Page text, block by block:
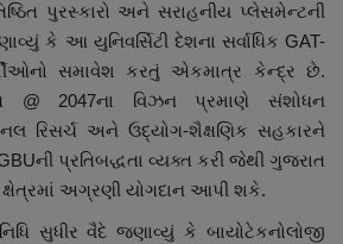
પુરસ્કારો અને સરાહનીય પ્લેસમેન્ટની
કે આ યુનિવર્સિટી દેશના સર્વાધિક GAT-
સમાવેશ કરતું એકમાત્ર કેન્દ્ર છે.
@ 2047ના વિઝન પ્રમાણે સંશોધન
રિસર્ચ અને ઉદ્યોગ-શૈક્ષણિક સહકારને
ની પ્રતિબદ્ધતા વ્યક્ત કરી જેથી ગુજરાત
ક્ષેત્રમાં અગ્રણી યોગદાન આપી શકે.
સુધીર વૈદે જણાવ્યું કે બાયોટેકનોલોજી